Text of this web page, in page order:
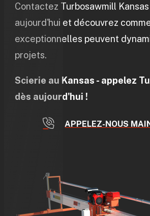
Contactez Turbosawmill
aujourd'hui et découvrez
exceptionnelles peuvent
projets.
Scierie au Kansas - appelez
dès aujourd'hui !
APPELEZ-NOUS